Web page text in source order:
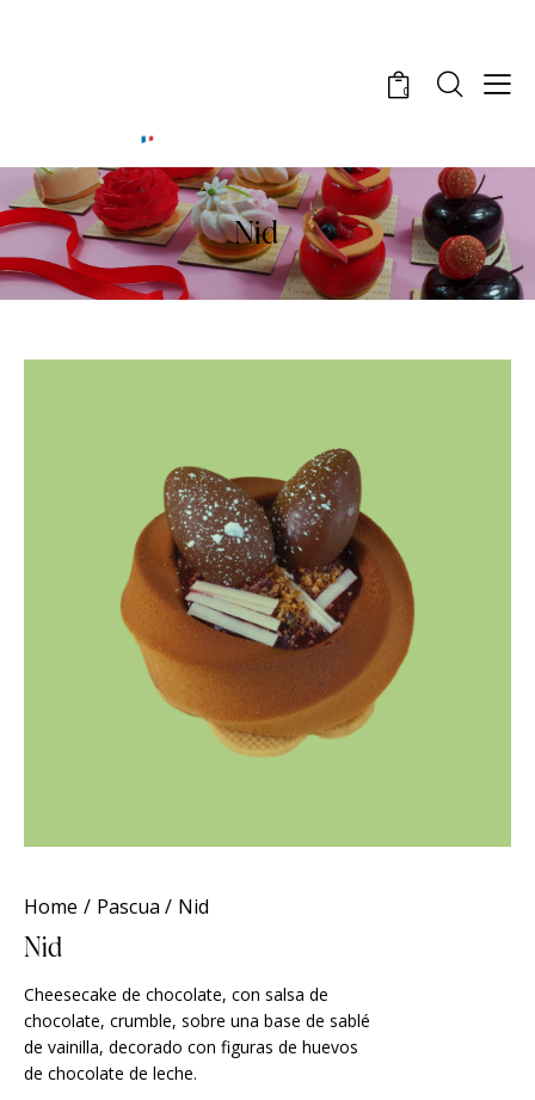
0
Nid
Home Pascua Nid
Nid
Cheesecake de chocolate, con salsa de
chocolate, crumble, sobre una base de sablé
de vainilla, decorado con figuras de huevos
de chocolate de leche.